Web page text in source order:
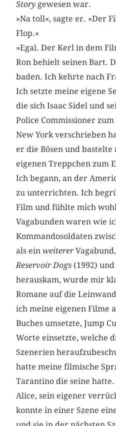
Story gewesen war.
»Na toll«, sagte er. »Der
Flop.«
»Egal. Der Kerl in dem
Ron behielt seinen Bart.
baden. Ich kehrte nach
Ich setzte meine eigene
die sich Isaac Sidel und
Police Commissioner
New York verschrieben
er die Bösen und
eigenen Treppchen zum
Ich begann, an der
zu unterrichten. Ich
Film und fühlte mich
Vagabunden waren wie
Kommandosoldaten
als einweiterer
Reservoir Dogs (1992)
herauskam, wurde mir
Romane auf die
ich meine eigenen Filme
Buches umsetzte, Jump
Worte einsetzte, welche
Szenerien
hatte meine filmische
Tarantino die seine
Alice, sein eigener
konnte in einer Szene